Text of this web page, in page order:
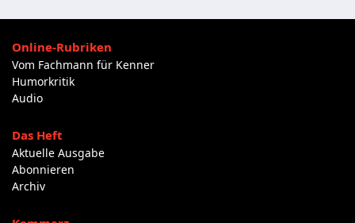
Online-Rubriken
Vom Fachmann für Kenner
Humorkritik
Audio
Das Heft
Aktuelle Ausgabe
Abonnieren
Archiv